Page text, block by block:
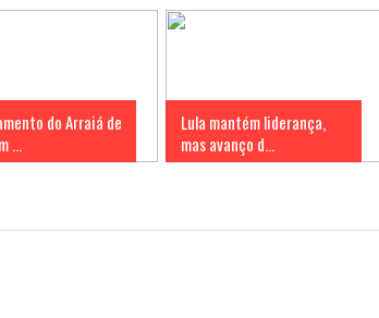
do Arraiá de
...
Lula mantém liderança,
mas avanço d...